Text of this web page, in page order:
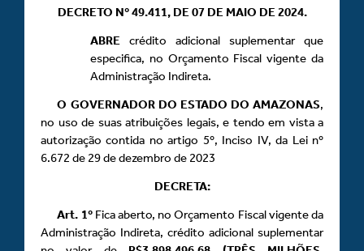
DECRETO Nº 49.411, DE 07 DE MAIO DE 2024.
ABRE crédito adicional suplementar que
especifica, no Orçamento Fiscal vigente da
Administração Indireta.
O GOVERNADOR DO ESTADO DO AMAZONAS,
no uso de suas atribuições legais, e tendo em vista a
autorização contida no artigo 5º, Inciso IV, da Lei nº
6.672 de 29 de dezembro de 2023
DECRETA:
Art. 1ºFica aberto, no Orçamento Fiscal vigente da
Administração Indireta, crédito adicional suplementar